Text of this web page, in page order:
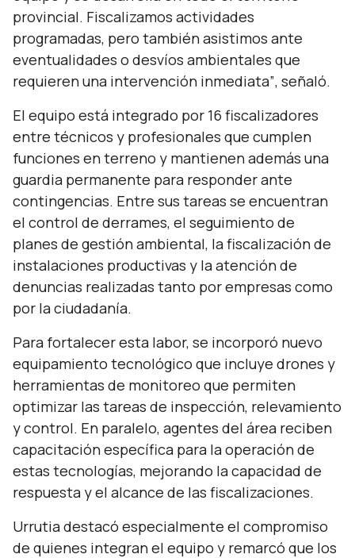
provincial. Fiscalizamos actividades
programadas, pero también asistimos ante
eventualidades o desvíos ambientales que
requieren una intervención inmediata”, señaló.
El equipo está integrado por 16 fiscalizadores
entre técnicos y profesionales que cumplen
funciones en terreno y mantienen además una
guardia permanente para responder ante
contingencias. Entre sus tareas se encuentran
el control de derrames, el seguimiento de
planes de gestión ambiental, la fiscalización de
instalaciones productivas y la atención de
denuncias realizadas tanto por empresas como
por la ciudadanía.
Para fortalecer esta labor, se incorporó nuevo
equipamiento tecnológico que incluye drones y
herramientas de monitoreo que permiten
optimizar las tareas de inspección, relevamiento
y control. En paralelo, agentes del área reciben
capacitación específica para la operación de
estas tecnologías, mejorando la capacidad de
respuesta y el alcance de las fiscalizaciones.
Urrutia destacó especialmente el compromiso
de quienes integran el equipo y remarcó que los